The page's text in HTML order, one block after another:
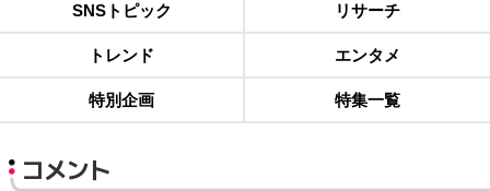
SNSトピック リサーチ
トレンド エンタメ
特別企画 特集一覧
コメント